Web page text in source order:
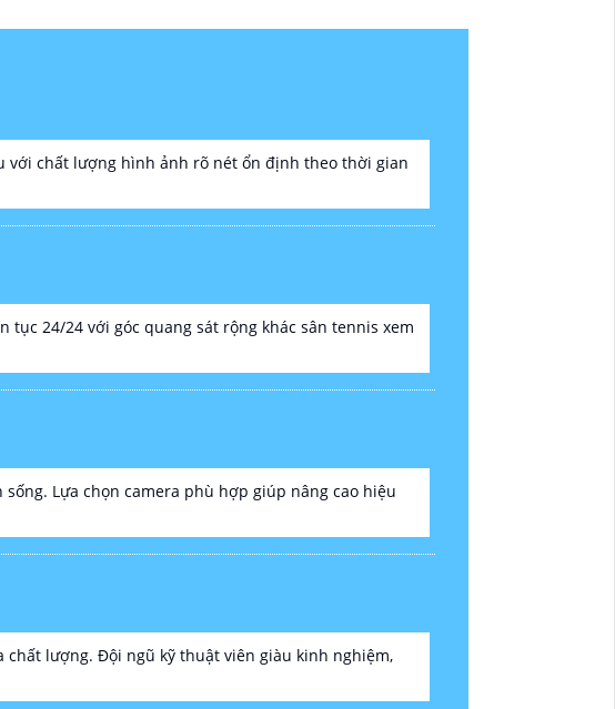
với chất lượng hình ảnh rõ nét ổn định theo thời gian
tục 24/24 với góc quang sát rộng khác sân tennis xem
Lựa chọn camera phù hợp giúp nâng cao hiệu
chất lượng. Đội ngũ kỹ thuật viên giàu kinh nghiệm,